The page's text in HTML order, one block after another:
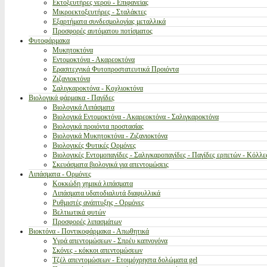
Εκτοξευτήρες νερού - Επιφανείας
Μικροεκτοξευτήρες - Σταλάκτες
Εξαρτήματα συνδεσμολογίας μεταλλικά
Προσφορές αυτόματου ποτίσματος
Φυτοφάρμακα
Μυκητοκτόνα
Εντομοκτόνα - Ακαρεοκτόνα
Ερασιτεχνικά Φυτοπροστατευτικά Προιόντα
Ζιζανιοκτόνα
Σαλιγκαροκτόνα - Κοχλιοκτόνα
Βιολογικά φάρμακα - Παγίδες
Βιολογικά Λιπάσματα
Βιολογικά Εντομοκτόνα - Ακαρεοκτόνα - Σαλιγκαροκτόνα
Βιολογικά προιόντα προστασίας
Βιολογικά Μυκητοκτόνα - Ζιζανιοκτόνα
Βιολογικές Φυτικές Ορμόνες
Βιολογικές Εντομοπαγίδες - Σαλιγκαροπαγίδες - Παγίδες ερπετών -
Σκευάσματα βιολογικά για απεντομώσεις
Λιπάσματα - Ορμόνες
Κοκκώδη χημικά λιπάσματα
Λιπάσματα υδατοδιαλυτά διαφυλλικά
Ρυθμιστές ανάπτυξης - Ορμόνες
Βελτιωτικά φυτών
Προσφορές λιπασμάτων
Βιοκτόνα - Ποντικοφάρμακα - Απωθητικά
Υγρά απεντομώσεων - Σπρέυ καπνογόνα
Σκόνες - κόκκοι απεντομώσεων
Τζέλ απεντομώσεων - Ετοιμόχρηστα δολώματα gel